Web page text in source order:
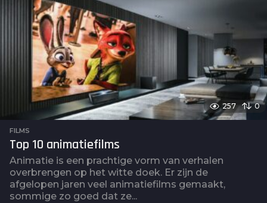
a
o
257 0
FILMS
Top 10 animatiefilms
Animatie is een prachtige vorm van verhalen
overbrengen op het witte doek. Er zijn de
afgelopen jaren veel animatiefilms gemaakt,
sommige zo goed dat ze...